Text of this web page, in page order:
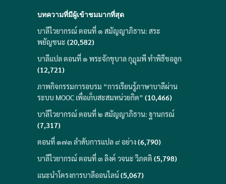
บทความที่มีผู้เข้าชมมากที่สุด
บาลีไวยากรณ์ ตอนที่ ๑ สมัญญาภิธาน: สระ
พยัญชนะ (20,582)
บาลีแปล ตอนที่ ๑ พระจักขุบาล กุฎุมพี ทำพิธีขอลูก
(12,721)
ภาพกิจกรรมการอบรม “การเรียนรู้ภาษาบาลีผ่าน
ระบบ MOOC เพื่อเก็บสะสมหน่วยกิต” (10,466)
บาลีไวยากรณ์ ตอนที่ ๒ สมัญญาภิธาน: ฐานกรณ์
(7,317)
ตอนที่ ๑๗๓ ลำดับการแปล ๙ อย่าง(6,790)
บาลีไวยากรณ์ ตอนที่ ๓ ลิงค์ วจนะ วิภตติ (5,798)
แนะนำโครงการบาลีออนไลน์(5,067)